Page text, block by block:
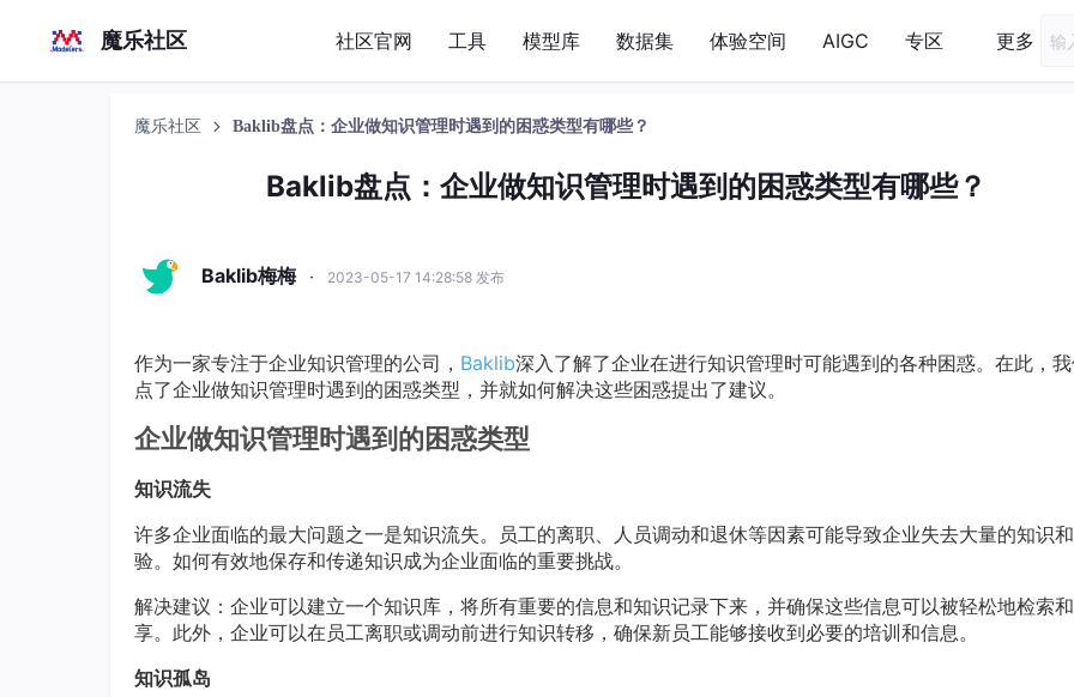
魔乐社区 社区官网 工具 模型库 数据集 体验空间 AIGC 专区 更多
魔乐社区 Baklib盘点：企业做知识管理时遇到的困惑类型有哪些？
Baklib盘点：企业做知识管理时遇到的困惑类型有哪些？
Baklib梅梅 · 2023-05-17 14:28:58 发布
作为一家专注于企业知识管理的公司， Baklib深入了解了企业在进行知识管理时可能遇到的各种困惑。在此，
点了企业做知识管理时遇到的困惑类型，并就如何解决这些困惑提出了建议。
企业做知识管理时遇到的困惑类型
知识流失
许多企业面临的最大问题之一是知识流失。员工的离职、人员调动和退休等因素可能导致企业失去大量的知识
验。如何有效地保存和传递知识成为企业面临的重要挑战。
解决建议：企业可以建立一个知识库，将所有重要的信息和知识记录下来，并确保这些信息可以被轻松地检索
享。此外，企业可以在员工离职或调动前进行知识转移，确保新员工能够接收到必要的培训和信息。
知识孤岛